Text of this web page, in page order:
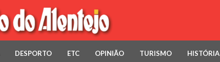
DESPORTO ETC OPINIÃO TURISMO HISTÓRIA